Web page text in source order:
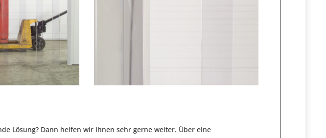
Lösung? Dann helfen wir Ihnen sehr gerne weiter. Über eine